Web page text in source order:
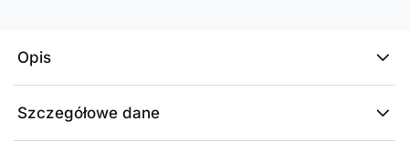
Opis
Szczegółowe dane